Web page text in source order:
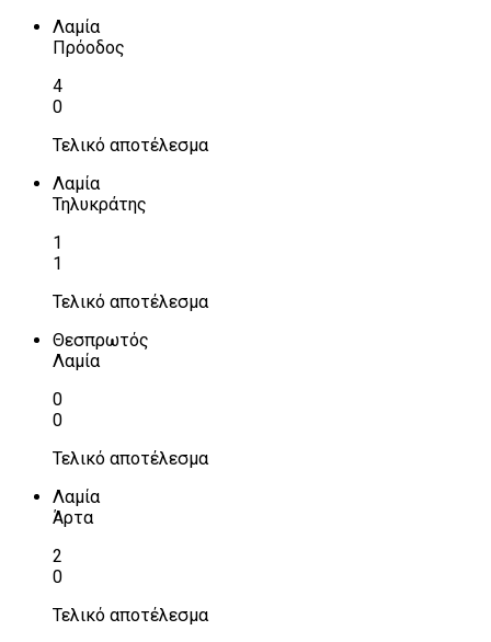
Λαμία
Πρόοδος
4
0
Τελικό αποτέλεσμα
Λαμία
Τηλυκράτης
1
1
Τελικό αποτέλεσμα
Θεσπρωτός
Λαμία
0
0
Τελικό αποτέλεσμα
Λαμία
Άρτα
2
0
Τελικό αποτέλεσμα